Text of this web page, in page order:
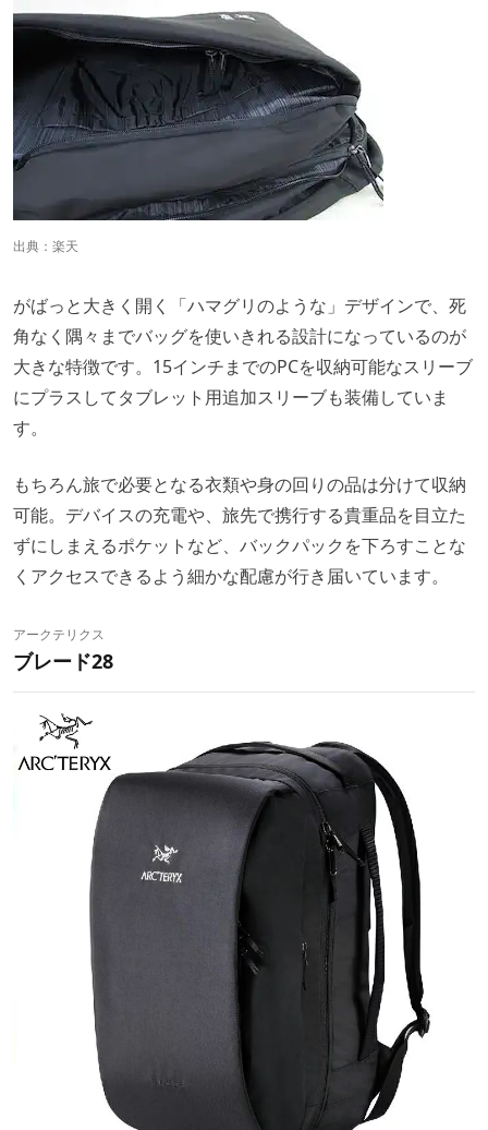
出典： 楽天
がばっと大きく開く「ハマグリのような」デザインで、死
角なく隅々までバッグを使いきれる設計になっているのが
大きな特徴です。15インチまでのPCを収納可能なスリーブ
にプラスしてタブレット用追加スリーブも装備していま
す。
もちろん旅で必要となる衣類や身の回りの品は分けて収納
可能。デバイスの充電や、旅先で携行する貴重品を目立た
ずにしまえるポケットなど、バックパックを下ろすことな
くアクセスできるよう細かな配慮が行き届いています。
アークテリクス
ブレード28